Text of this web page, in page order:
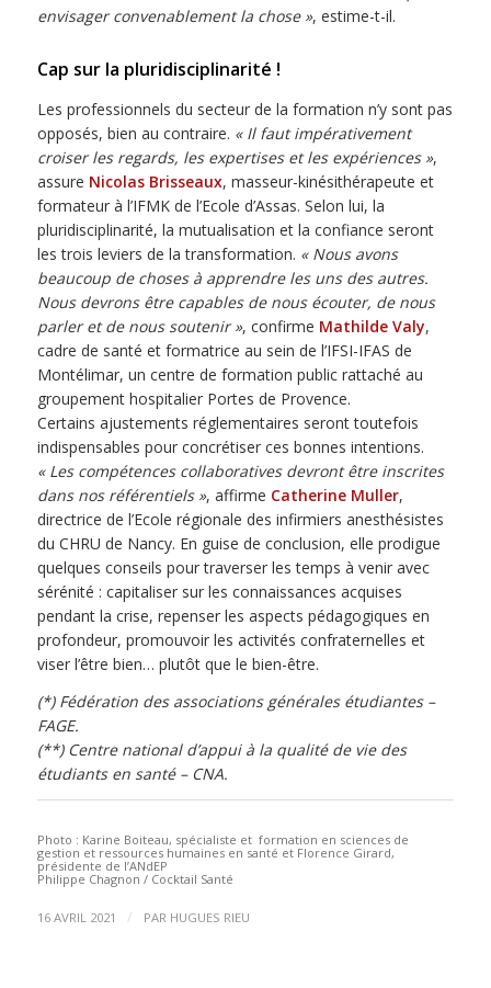
envisager convenablement la chose », estime-t-il.
Cap sur la pluridisciplinarité !
Les professionnels du secteur de la formation n’y sont pas
opposés, bien au contraire. « Il faut impérativement
croiser les regards, les expertises et les expériences »,
assure Nicolas Brisseaux, masseur-kinésithérapeute et
formateur à l’IFMK de l’Ecole d’Assas. Selon lui, la
pluridisciplinarité, la mutualisation et la confiance seront
les trois leviers de la transformation. « Nous avons
beaucoup de choses à apprendre les uns des autres.
Nous devrons être capables de nous écouter, de nous
parler et de nous soutenir », confirme Mathilde Valy,
cadre de santé et formatrice au sein de l’IFSI-IFAS de
Montélimar, un centre de formation public rattaché au
groupement hospitalier Portes de Provence.
Certains ajustements réglementaires seront toutefois
indispensables pour concrétiser ces bonnes intentions.
« Les compétences collaboratives devront être inscrites
dans nos référentiels », affirme Catherine Muller,
directrice de l’Ecole régionale des infirmiers anesthésistes
du CHRU de Nancy. En guise de conclusion, elle prodigue
quelques conseils pour traverser les temps à venir avec
sérénité : capitaliser sur les connaissances acquises
pendant la crise, repenser les aspects pédagogiques en
profondeur, promouvoir les activités confraternelles et
viser l’être bien… plutôt que le bien-être.
(*) Fédération des associations générales étudiantes –
FAGE.
(**) Centre national d’appui à la qualité de vie des
étudiants en santé – CNA.
Photo : Karine Boiteau, spécialiste et formation en sciences de
gestion et ressources humaines en santé et Florence Girard,
présidente de l’ANdEP
Philippe Chagnon / Cocktail Santé
16 AVRIL 2021 / PAR HUGUES RIEU